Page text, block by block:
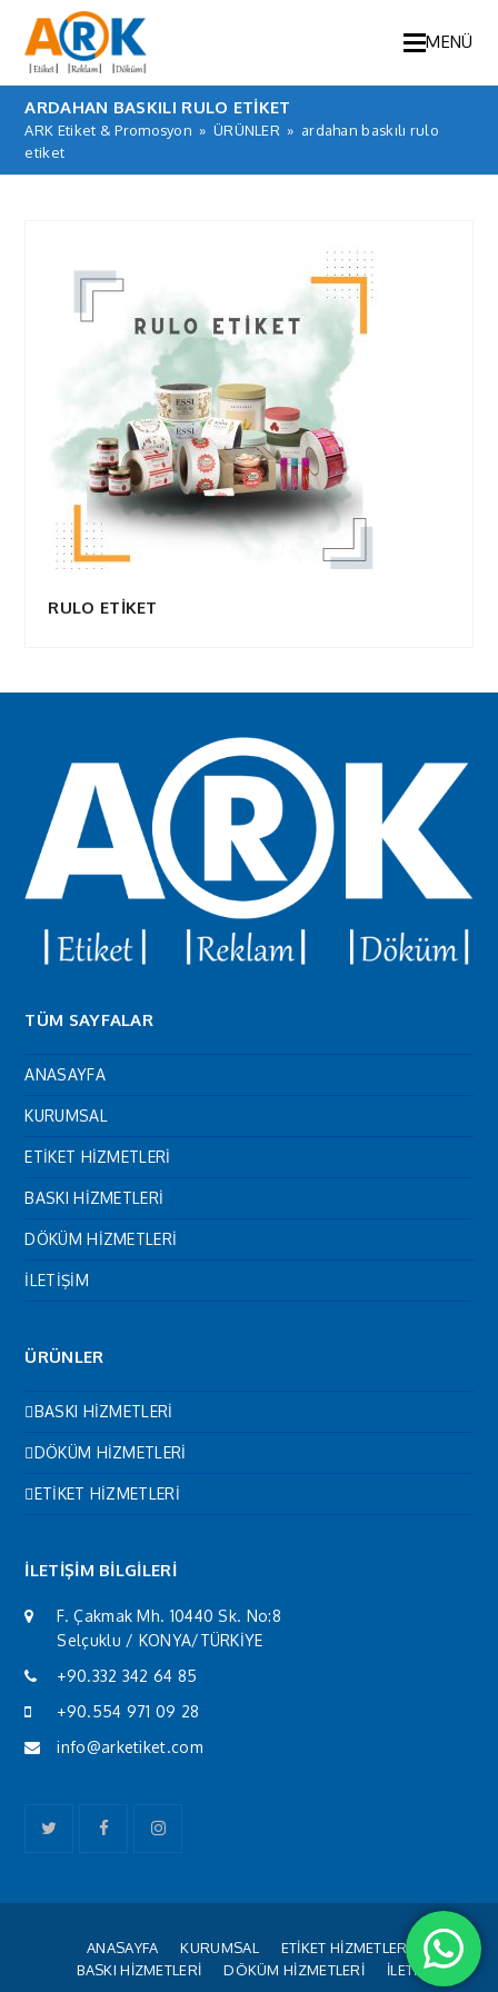
MENÜ
ARDAHAN BASKILI RULO ETIKET
ARK Etiket & Promosyon » ÜRÜNLER » ardahan baskılı rulo
etiket
RULO ETİKET
TÜM SAYFALAR
ANASAYFA
KURUMSAL
ETİKET HİZMETLERİ
BASKI HİZMETLERİ
DÖKÜM HİZMETLERİ
İLETİŞİM
ÜRÜNLER
BASKI HİZMETLERİ
DÖKÜM HİZMETLERİ
ETİKET HİZMETLERİ
İLETİŞİM BİLGİLERİ
F. Çakmak Mh. 10440 Sk. No:8
Selçuklu / KONYA/TÜRKİYE
+90.332 342 64 85
+90.554 971 09 28
info@arketiket.com
TwitterFacebookInstagram
ANASAYFA KURUMSAL
ETİKET HİZMETLERİ
BASKI HİZMETLERİ
DÖKÜM HİZMETLERİ İLETİŞİM